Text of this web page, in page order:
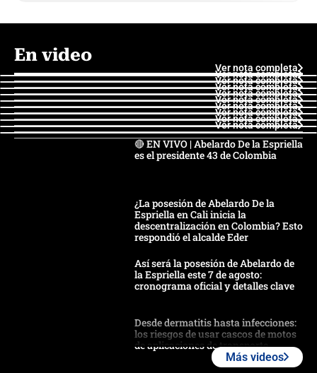
En video
Ver nota completa
Ver nota completa
Ver nota completa
Ver nota completa
Ver nota completa
Ver nota completa
Ver nota completa
Ver nota completa
Ver nota completa
Ver nota completa
🔴 EN VIVO | Abelardo De la Espriella
es el presidente 43 de Colombia
¿La posesión de Abelardo De la
Espriella en Cali inicia la
descentralización en Colombia? Esto
respondió el alcalde Eder
Así será la posesión de Abelardo de
la Espriella este 7 de agosto:
cronograma oficial y detalles clave
Desde dermatitis hasta infecciones:
los riesgos de usar cascos de motos
de aplicaciones de transporte
Más videos